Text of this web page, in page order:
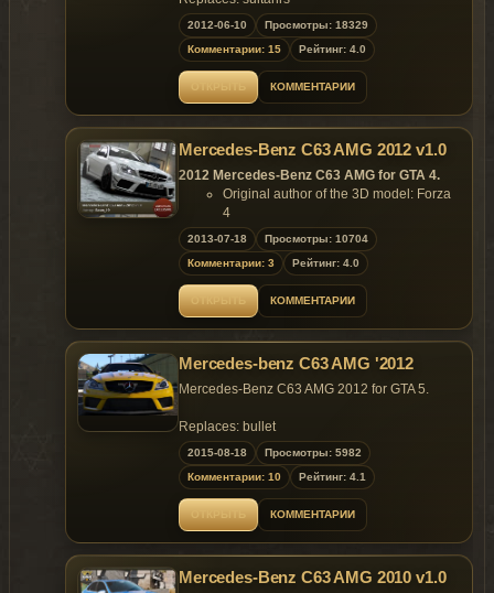
Model is exclusive toGtaMania
10.07.2012 !
2012-06-10
Просмотры: 18329
Комментарии: 15
Рейтинг: 4.0
КОММЕНТАРИИ
Mercedes-Benz C63 AMG 2012 v1.0
2012 Mercedes-Benz C63 AMG for GTA 4.
Original author of the 3D model: Forza
4
Converted & Edited by Bean_19
(GtaMania.ru)
Features of model:
Model support all features of the game;
Remaining bullet holes on the body;
All optics are working correctly;
Accurate model size;
Niko's hands are on the steering
Passengers are on their seats;
Realistic handling;
Sizes:
- .wft 4.01 МБ;
- .wtd 5.07 MB.
Replaces: sentinel
18.08.2013 !
2013-07-18
Просмотры: 10704
Комментарии: 3
Рейтинг: 4.0
КОММЕНТАРИИ
Mercedes-benz C63 AMG '2012
Mercedes-Benz C63 AMG 2012 for GTA 5.
Replaces: bullet
2015-08-18
Просмотры: 5982
Комментарии: 10
Рейтинг: 4.1
КОММЕНТАРИИ
Mercedes-Benz C63 AMG 2010 v1.0